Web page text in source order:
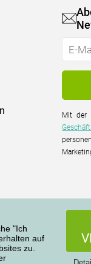
"Ich
auf
zu.
Mit der
Alle Rechte